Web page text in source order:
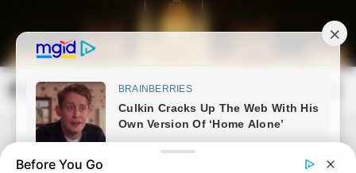
content
Magyarország Kincsei
Search
Before You Go